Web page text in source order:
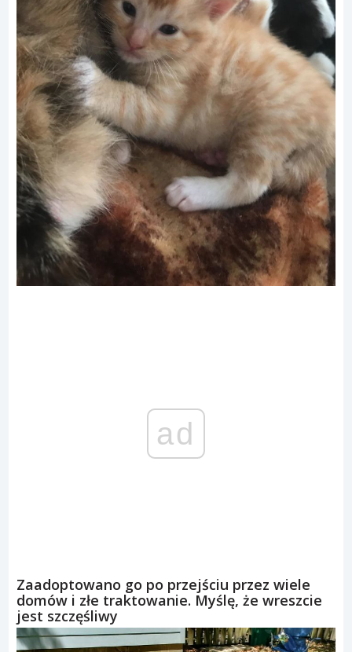
ad
Zaadoptowano go po przejściu przez wiele
domów i złe traktowanie. Myślę, że wreszcie
jest szczęśliwy